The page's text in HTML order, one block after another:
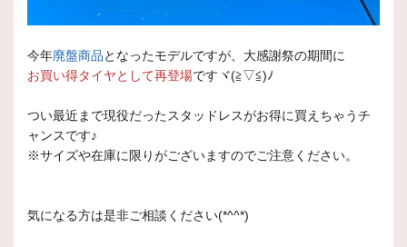
今年廃盤商品となったモデルですが、大感謝祭の期間に
お買い得タイヤとして再登場ですヾ(≧▽≦)ﾉ
つい最近まで現役だったスタッドレスがお得に買えちゃうチ
ャンスです♪
※サイズや在庫に限りがございますのでご注意ください。
気になる方は是非ご相談ください(*^^*)